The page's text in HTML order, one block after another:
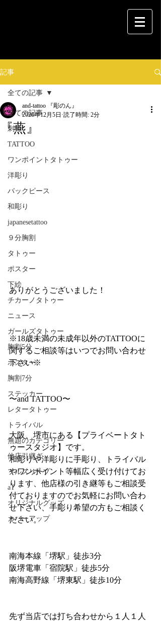
記事
全ての記事
刺青
TATTOO
ワンポイントタトゥー
洋彫り
バックピース
和彫り
japanesetattoo
９分胸割
タトゥー
ポスター
下絵
チカーノタトゥー
ニュース
ガールズタトゥー
胸割5分
ポスター
胸割7分
ステッカー
レタータトゥー
トライバル
無題のカテゴリー
他店引継ぎ
フルスリーブ
aT
オリジナルグッズ
カバーアップ
全ての記事
『燕』
and-tattoo 『彫のん』
2020年12月5日 読了時間: 2分
ありがとうございました！
※18歳未満の未成年以外のTATTOOに
関するご相談等はいつでお問い合わせ
下さい※
〜and TATTOO〜
大阪、堺市にある【プライベートタト
ゥースタジオ】です。
和彫りや洋彫りに手彫り、トライバル
やワンポイント等幅広く受け付けてお
ります、他店様の引き継等もご相談受
付ておりますのでお気軽にお問い合わ
せ下さい、手彫り希望の方もご相談く
ださい。
南海本線「堺駅」徒歩3分
阪堺電車「宿院駅」徒歩5分
南海高野線「堺東駅」徒歩10分
先ず当店では打ち合わせから１人１人